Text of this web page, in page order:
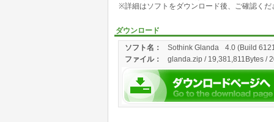
※詳細はソフトをダウンロード後、ご確認くだ
ダウンロード
ソフト名：
Sothink Glanda 4.0 (Build
ファイル： glanda.zip / 19,381,811Bytes /